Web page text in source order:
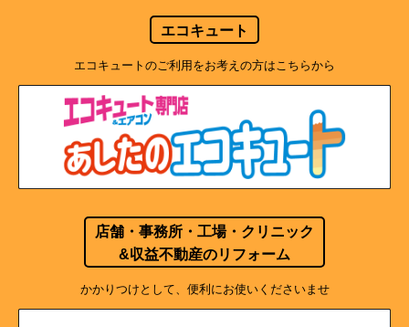
エコキュート
エコキュートのご利用をお考えの方はこちらから
店舗・事務所・工場・クリニック
&収益不動産のリフォーム
かかりつけとして、便利にお使いくださいませ